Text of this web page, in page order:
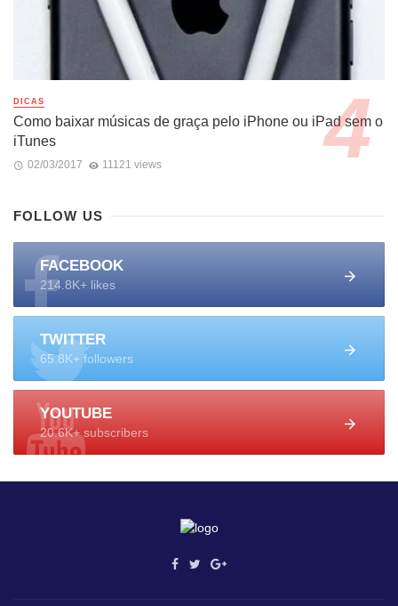
DICAS
Como baixar músicas de graça pelo iPhone ou iPad sem o
iTunes
02/03/2017 11121 views
FOLLOW US
FACEBOOK
214.8K+ likes
TWITTER
65.8K+ followers
YOUTUBE
20.6K+ subscribers